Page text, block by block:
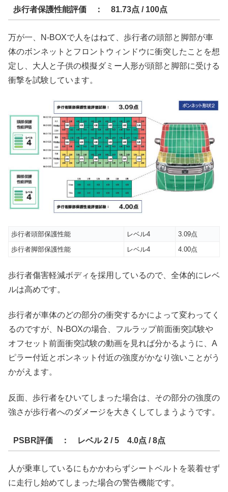
歩行者保護性能評価 ： 81.73点 / 100点
万が一、N-BOXで人をはねて、歩行者の頭部と脚部が車
体のボンネットとフロントウィンドウに衝突したことを想
定し、大人と子供の模擬ダミー人形が頭部と脚部に受ける
衝撃を試験しています。
歩行者頭部保護性能 レベル4
3.09点
歩行者脚部保護性能
レベル4 4.00点
歩行者傷害軽減ボディを採用しているので、全体的にレベ
ルは高めです。
歩行者が車体のどの部分の衝突するかによって変わってく
るのですが、N-BOXの場合、フルラップ前面衝突試験や
オフセット前面衝突試験の動画を見れば分かるように、A
ピラー付近とボンネット付近の強度がかなり強いことがう
かがえます。
反面、歩行者をひいてしまった場合は、その部分の強度の
強さが歩行者へのダメージを大きくしてしまうようです。
PSBR評価 ： レベル 2 / 5 4.0点 / 8点
人が乗車しているにもかかわらずシートベルトを装着せず
に走行し始めてしまった場合の警告機能です。